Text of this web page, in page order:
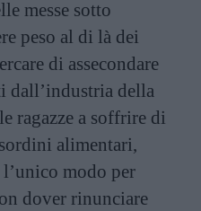
messe sotto
peso al di là dei
di assecondare
dall’industria della
ragazze a soffrire di
alimentari,
modo per
dover rinunciare